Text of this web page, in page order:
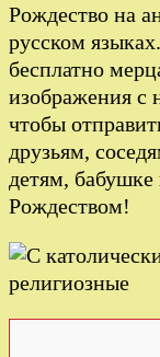
Рождество на
русском
бесплатно
изображения с
чтобы
друзьям,
детям,
Рождеством!